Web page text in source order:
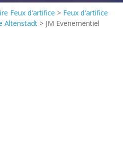
Feux d'artifice > Feux d'artifice
Altenstadt > JM Evenementiel